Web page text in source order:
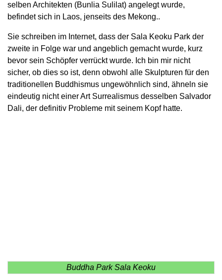
selben Architekten (Bunlia Sulilat) angelegt wurde,
befindet sich in Laos, jenseits des Mekong..
Sie schreiben im Internet, dass der Sala Keoku Park der
zweite in Folge war und angeblich gemacht wurde, kurz
bevor sein Schöpfer verrückt wurde. Ich bin mir nicht
sicher, ob dies so ist, denn obwohl alle Skulpturen für den
traditionellen Buddhismus ungewöhnlich sind, ähneln sie
eindeutig nicht einer Art Surrealismus desselben Salvador
Dali, der definitiv Probleme mit seinem Kopf hatte.
Buddha Park Sala Keoku